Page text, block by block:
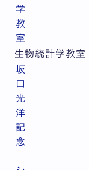
学
教
室
生物統計学教室
坂
口
光
洋
記
念